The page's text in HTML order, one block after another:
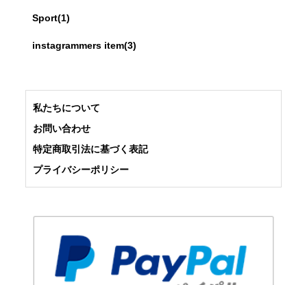
赤いドレスのご紹介をしております。
コーディネートブログ更新しました!
ホリデーシーズンに向けて、ゴールドのメイクにも合
いそうな
2018年11月06日
暖かいアイテム多数ご用意しております。
2018年10月20日
Instagramを更新しました!
上品なドレスや、パンプスなど更新しております。
Sport(1)
instagrammers item(3)
私たちについて
お問い合わせ
特定商取引法に基づく表記
プライバシーポリシー